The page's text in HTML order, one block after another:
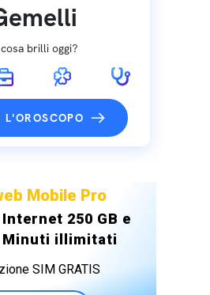
brilli oggi?
L'OROSCOPO
Mobile Pro
Internet 250 GB e
Minuti illimitati
SIM GRATIS